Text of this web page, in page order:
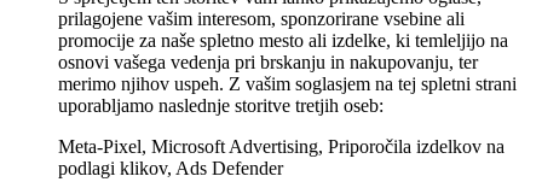
prilagojene vašim interesom, sponzorirane vsebine ali
promocije za naše spletno mesto ali izdelke, ki temleljijo na
osnovi vašega vedenja pri brskanju in nakupovanju, ter
merimo njihov uspeh. Z vašim soglasjem na tej spletni strani
uporabljamo naslednje storitve tretjih oseb:
Meta-Pixel, Microsoft Advertising, Priporočila izdelkov na
podlagi klikov, Ads Defender